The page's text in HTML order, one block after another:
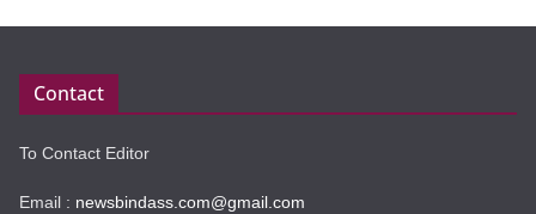
Contact
To Contact Editor
Email : newsbindass.com@gmail.com